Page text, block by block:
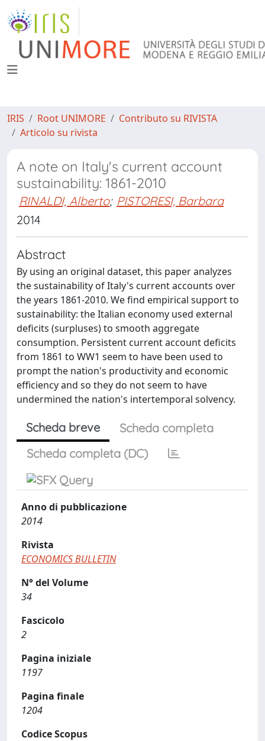
IRIS Root UNIMORE
Contributo su RIVISTA
Articolo su rivista
A note on Italy's current account
sustainability: 1861-2010
RINALDI, Alberto; PISTORESI, Barbara
2014
Abstract
By using an original dataset, this paper analyzes
the sustainability of Italy's current accounts over
the years 1861-2010. We find empirical support to
sustainability: the Italian economy used external
deficits (surpluses) to smooth aggregate
consumption. Persistent current account deficits
from 1861 to WW1 seem to have been used to
prompt the nation's productivity and economic
efficiency and so they do not seem to have
undermined the nation's intertemporal solvency.
Scheda breve
Scheda completa
Scheda completa (DC)
Anno di pubblicazione
2014
Rivista
ECONOMICS BULLETIN
N° del Volume
34
Fascicolo
2
Pagina iniziale
1197
Pagina finale
1204
Codice Scopus